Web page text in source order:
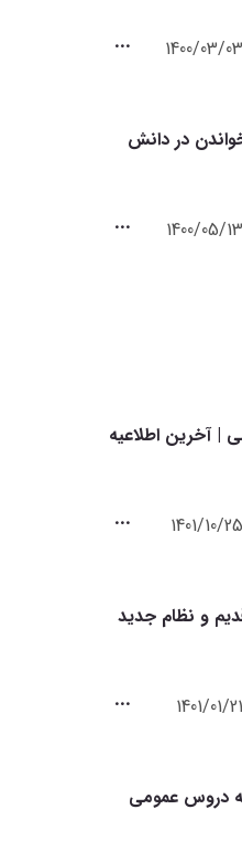
1400/03/03
در دانش
1400/05/13
| آخرین اطلاعیه
1401/10/25
و نظام جدید
1401/01/21
دروس عمومی